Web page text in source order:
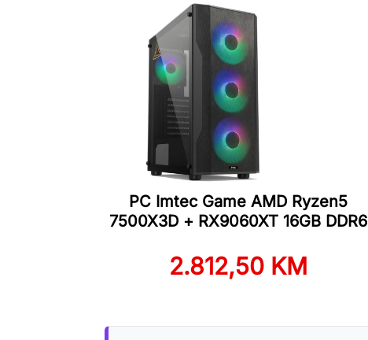
PC Imtec Game AMD Ryzen5
7500X3D + RX9060XT 16GB DDR6
2.812,50 KM